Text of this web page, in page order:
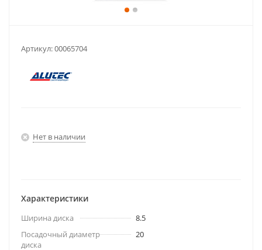
Артикул:00065704
Нет в наличии
Характеристики
Ширина диска
8.5
Посадочный диаметр
диска
20